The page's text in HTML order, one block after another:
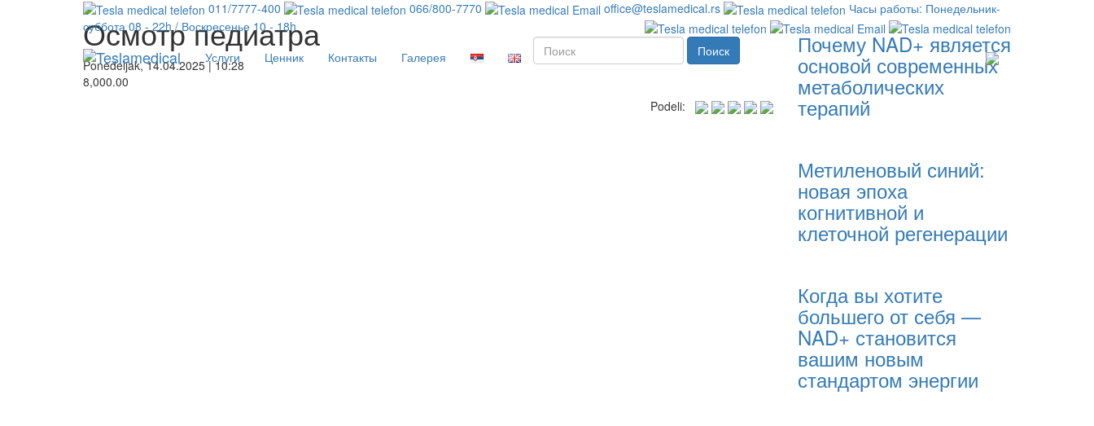
011/7777-400 066/800-7770 office@teslamedical.rs
Часы работы: Понедельник-
суббота 08 - 22h / Воскресенье 10 - 18h
Услуги
Ценник Контакты Галерея Поиск
Осмотр педиатра
Ponedeljak, 14.04.2025 | 10:28
8,000.00
Podeli:
Почему NAD+ является
основой современных
метаболических
терапий
Метиленовый синий:
новая эпоха
когнитивной и
клеточной регенерации
Когда вы хотите
большего от себя —
NAD+ становится
вашим новым
стандартом энергии